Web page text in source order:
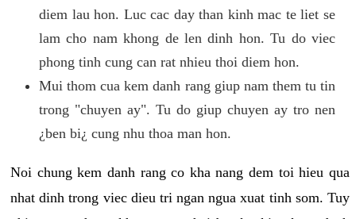
diem lau hon. Luc cac day than kinh mac te liet se
lam cho nam khong de len dinh hon. Tu do viec
phong tinh cung can rat nhieu thoi diem hon.
Mui thom cua kem danh rang giup nam them tu tin
trong "chuyen ay". Tu do giup chuyen ay tro nen
¿ben bi¿ cung nhu thoa man hon.
Noi chung kem danh rang co kha nang dem toi hieu qua
nhat dinh trong viec dieu tri ngan ngua xuat tinh som. Tuy